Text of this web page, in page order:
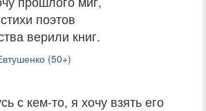
поэтов
верили книг.
(50+)
с кем-то, я хочу взять его